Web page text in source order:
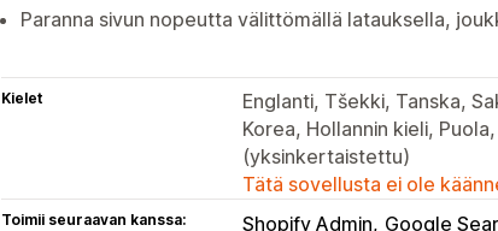
Paranna sivun nopeutta välittömällä latauksella,
Kielet
Englanti, Tšekki, Tanska,
Korea, Hollannin kieli,
(yksinkertaistettu)
Tätä sovellusta ei ole
Toimii seuraavan kanssa: Shopify Admin Google